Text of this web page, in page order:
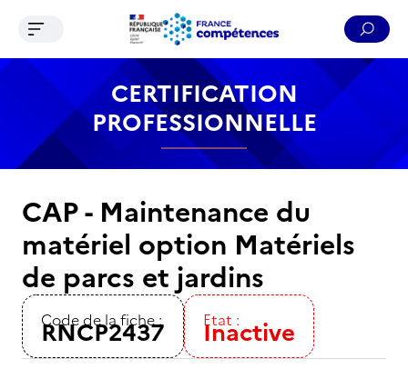
Contenu Recherche Menu Pied de page
Ouvrir le menu de navigation
CERTIFICATION
PROFESSIONNELLE
CAP - Maintenance du
matériel option Matériels
de parcs et jardins
Code de la fiche :
RNCP2437 Etat :
Inactive